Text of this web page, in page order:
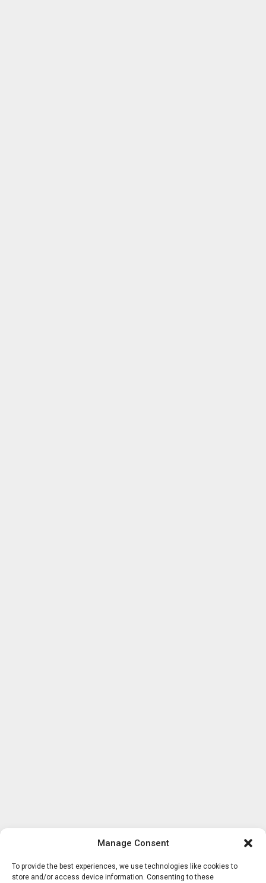
Manage Consent
To provide the best experiences, we use technologies like cookies to
store and/or access device information. Consenting to these